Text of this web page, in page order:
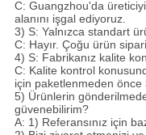
C: Guangzhou'da
alanını işgal ediyoruz.
3) S: Yalnızca standart
C: Hayır. Çoğu ürün
4) S: Fabrikanız kalite
C: Kalite kontrol
için paketlenmeden
5) Ürünlerin
güvenebilirim?
A: 1) Referansınız için